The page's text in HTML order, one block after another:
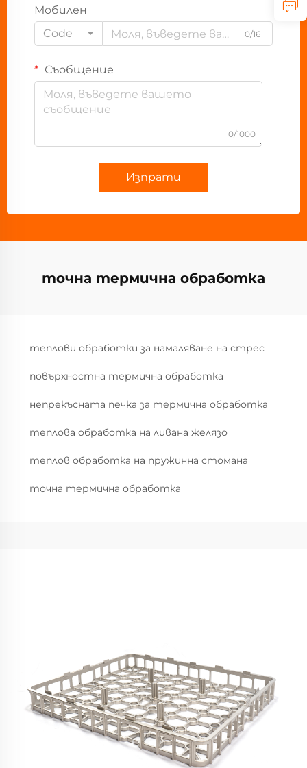
Мобилен
Code
0/16
Съобщение
0/1000
Изпрати
точна термична обработка
теплови обработки за намаляване на стрес
повърхностна термична обработка
непрекъсната печка за термична обработка
теплова обработка на ливана желязо
теплов обработка на пружинна стомана
точна термична обработка